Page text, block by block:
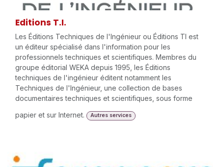
Editions T.I.
Les Éditions Techniques de l'Ingénieur ou Éditions TI est
un éditeur spécialisé dans l'information pour les
professionnels techniques et scientifiques. Membres du
groupe éditorial WEKA depuis 1995, les Éditions
techniques de l'ingénieur éditent notamment les
Techniques de l'Ingénieur, une collection de bases
documentaires techniques et scientifiques, sous forme
papier et sur Internet.
Autres services